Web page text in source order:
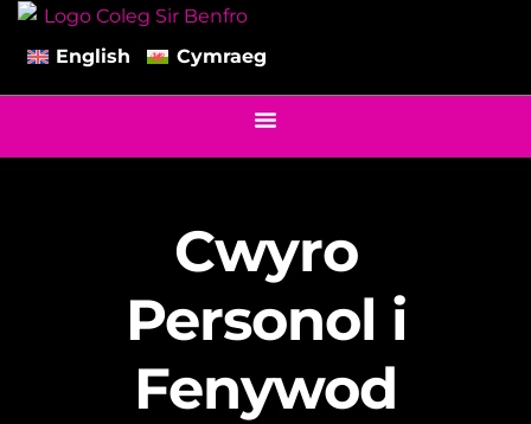
English Cymraeg
Cwyro
Personol i
Fenywod